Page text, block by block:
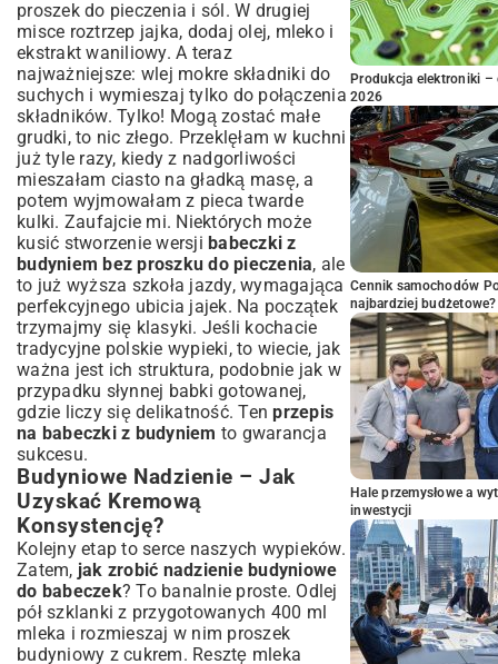
proszek do pieczenia i sól. W drugiej
misce roztrzep jajka, dodaj olej, mleko i
ekstrakt waniliowy. A teraz
najważniejsze: wlej mokre składniki do
suchych i wymieszaj tylko do połączenia
składników. Tylko! Mogą zostać małe
grudki, to nic złego. Przeklęłam w kuchni
już tyle razy, kiedy z nadgorliwości
mieszałam ciasto na gładką masę, a
potem wyjmowałam z pieca twarde
kulki. Zaufajcie mi. Niektórych może
kusić stworzenie wersji babeczki z
budyniem bez proszku do pieczenia, ale
to już wyższa szkoła jazdy, wymagająca
perfekcyjnego ubicia jajek. Na początek
trzymajmy się klasyki. Jeśli kochacie
tradycyjne polskie wypieki, to wiecie, jak
ważna jest ich struktura, podobnie jak w
przypadku słynnej babki gotowanej,
gdzie liczy się delikatność. Tenprzepis
na babeczki z budyniem to gwarancja
sukcesu.
Budyniowe Nadzienie – Jak
Uzyskać Kremową
Konsystencję?
Kolejny etap to serce naszych wypieków.
Zatem, jak zrobić nadzienie budyniowe
do babeczek? To banalnie proste. Odlej
pół szklanki z przygotowanych 400 ml
mleka i rozmieszaj w nim proszek
budyniowy z cukrem. Resztę mleka
Produkcja elektroniki –
2026
Cennik samochodów
najbardziej budżetowe?
Hale przemysłowe a
inwestycji